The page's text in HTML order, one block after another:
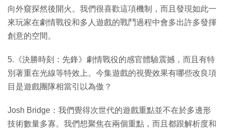
向外窺探然後開火。我們很喜歡這項機制，而且發現如此一
來玩家在劇情戰役和多人遊戲的戰鬥過程中會多出許多發揮
創意的空間。
5.《決勝時刻：先鋒》劇情戰役的感官體驗震撼，而且有特
別著重在光線等特效上。今集遊戲的視覺效果有哪些改良項
目是遊戲團隊相當引以為傲？
Josh Bridge：我們覺得次世代的遊戲重點並不在於多邊形
技術數量多寡。我們想聚焦在兩個重點，而且都跟解析度和